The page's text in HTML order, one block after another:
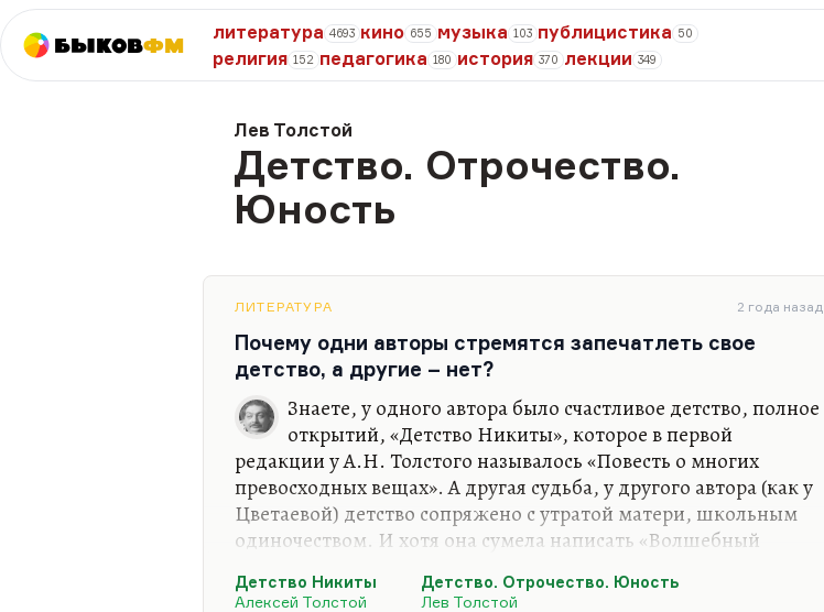
БыковФМ
литература 4693 кино 655 музыка 103 публицистика 50
религия 152 педагогика 180 история 370 лекции 349
Лев Толстой
Детство. Отрочество.
Юность
ЛИТЕРАТУРА 2 года назад
Почему одни авторы стремятся запечатлеть свое
детство, а другие – нет?
Знаете, у одного автора было счастливое детство, полное
открытий, «Детство Никиты», которое в первой
редакции у А.Н. Толстого называлось «Повесть о многих
превосходных вещах». А другая судьба, у другого автора (как у
Цветаевой) детство сопряжено с утратой матери, школьным
одиночеством. И хотя она сумела написать «Волшебный
нее порой унижений, порой трагедий. Она была очень
Детство Никиты
Алексей Толстой
Детство. Отрочество. Юность
Лев Толстой